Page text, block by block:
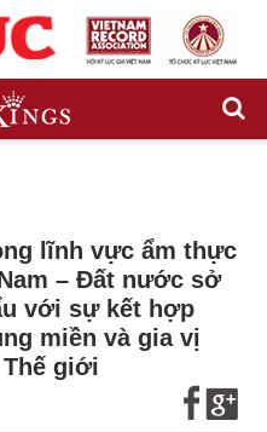
lĩnh vực ẩm thực
– Đất nước sở
với sự kết hợp
miền và gia vị
Thế giới